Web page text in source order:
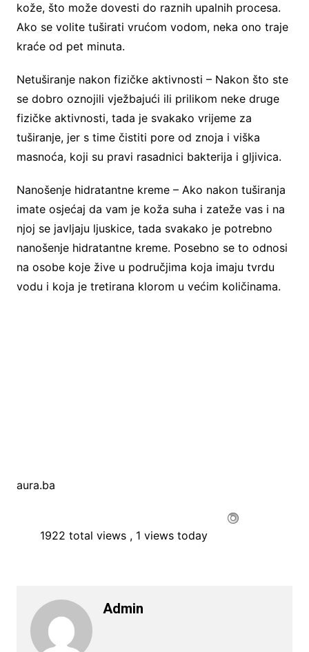
kože, što može dovesti do raznih upalnih procesa.
Ako se volite tuširati vrućom vodom, neka ono traje
kraće od pet minuta.
Netuširanje nakon fizičke aktivnosti – Nakon što ste
se dobro oznojili vježbajući ili prilikom neke druge
fizičke aktivnosti, tada je svakako vrijeme za
tuširanje, jer s time čistiti pore od znoja i viška
masnoća, koji su pravi rasadnici bakterija i gljivica.
Nanošenje hidratantne kreme – Ako nakon tuširanja
imate osjećaj da vam je koža suha i zateže vas i na
njoj se javljaju ljuskice, tada svakako je potrebno
nanošenje hidratantne kreme. Posebno se to odnosi
na osobe koje žive u područjima koja imaju tvrdu
vodu i koja je tretirana klorom u većim količinama.
aura.ba
1922 total views , 1 views today
Admin